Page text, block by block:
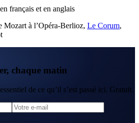
français et en anglais
Mozart à l’Opéra-Berlioz, Le Corum,
chaque matin
de ce qu’il s’est passé ici. Gratuit.